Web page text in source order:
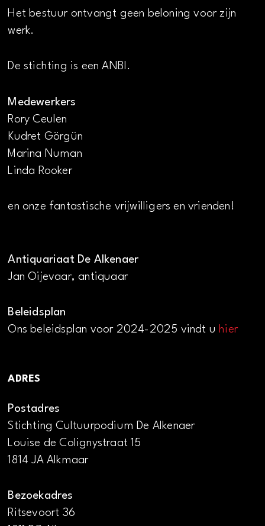
Het bestuur ontvangt geen beloning voor zijn
werk.
De stichting is een ANBI.
Medewerkers
Rory Ceulen
Kudret Görgün
Marina Numan
Linda Rooker
en onze fantastische vrijwilligers en vrienden!
Antiquariaat De Alkenaer
Jan Oijevaar, antiquaar
Beleidsplan
Ons beleidsplan voor 2024-2025 vindt uhier
ADRES
Postadres
Stichting Cultuurpodium De Alkenaer
Louise de Colignystraat 15
1814 JA Alkmaar
Bezoekadres
Ritsevoort 36